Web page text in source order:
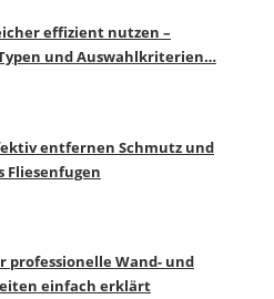
effizient nutzen –
und Auswahlkriterien…
entfernen Schmutz und
Fliesenfugen
professionelle Wand- und
einfach erklärt